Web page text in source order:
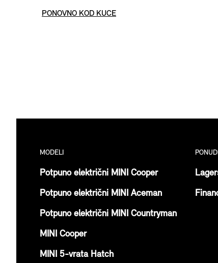
PONOVNO KOD KUĆE
MODELI
Potpuno električni MINI Cooper
Potpuno električni MINI Aceman
Potpuno električni MINI Countryman
MINI Cooper
MINI 5-vrata Hatch